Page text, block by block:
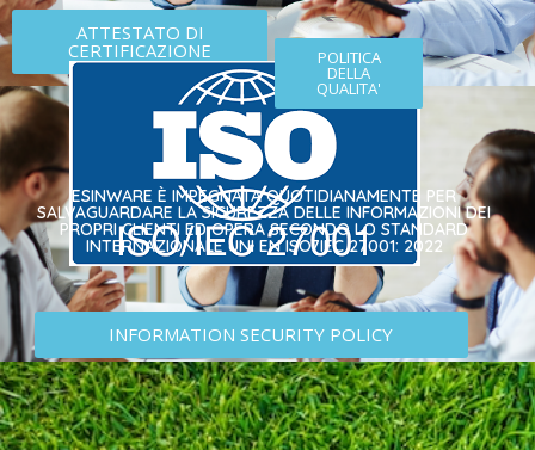
POLITICA
DELLA
QUALITA'
ATTESTATO DI
CERTIFICAZIONE
ESINWARE È IMPEGNATA QUOTIDIANAMENTE PER
SALVAGUARDARE LA SICUREZZA DELLE INFORMAZIONI DEI
PROPRI CLIENTI­ ED OPERA SECONDO LO STANDARD
INTERNAZIONALE UNI EN ISO7IEC 27001: 2022
INFORMATION SECURITY POLICY